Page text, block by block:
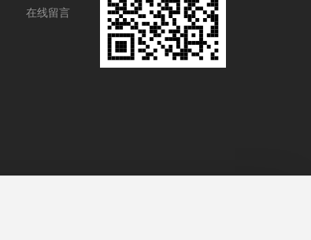
在线留言